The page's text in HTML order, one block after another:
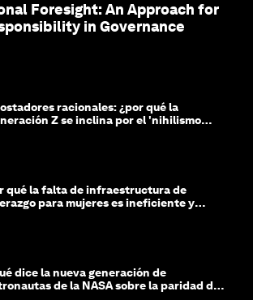
Foresight: An Approach for
in Governance
racionales: ¿por qué la
Z se inclina por el 'nihilismo
qué la falta de infraestructura de
para mujeres es ineficiente y
dice la nueva generación de
de la NASA sobre la paridad de